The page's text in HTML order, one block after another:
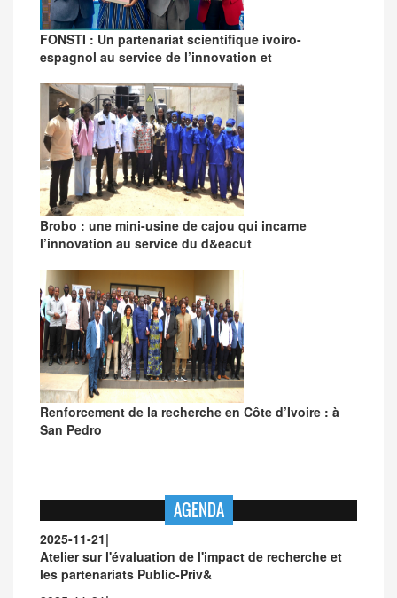
FONSTI : Un partenariat scientifique ivoiro-
espagnol au service de l’innovation et
Brobo : une mini-usine de cajou qui incarne
l’innovation au service du d&eacut
Renforcement de la recherche en Côte d’Ivoire : à
San Pedro
AGENDA
2025-11-21|
Atelier sur l'évaluation de l'impact de recherche et
les partenariats Public-Priv&